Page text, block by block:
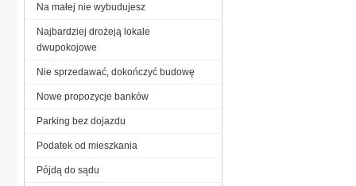
Na małej nie wybudujesz
Najbardziej drożeją lokale
dwupokojowe
Nie sprzedawać, dokończyć budowę
Nowe propozycje banków
Parking bez dojazdu
Podatek od mieszkania
Pójdą do sądu